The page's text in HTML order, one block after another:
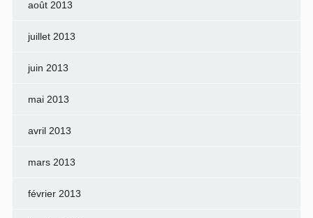
août 2013
juillet 2013
juin 2013
mai 2013
avril 2013
mars 2013
février 2013